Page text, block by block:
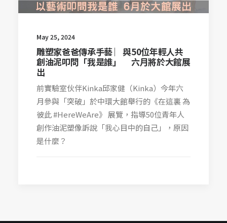
May 25, 2024
雕塑家爸爸傳承手藝 ︳與50位年輕人共
創油泥叩問「我是誰」 六月將於大館展
出
前實驗室伙伴Kinka邱家健（Kinka）今年六
月參與「突破」於中環大館舉行的《在這裏 為
彼此 #HereWeAre》 展覽，指導50位青年人
創作油泥塑像訴說「我心目中的自己」，原因
是什麼？